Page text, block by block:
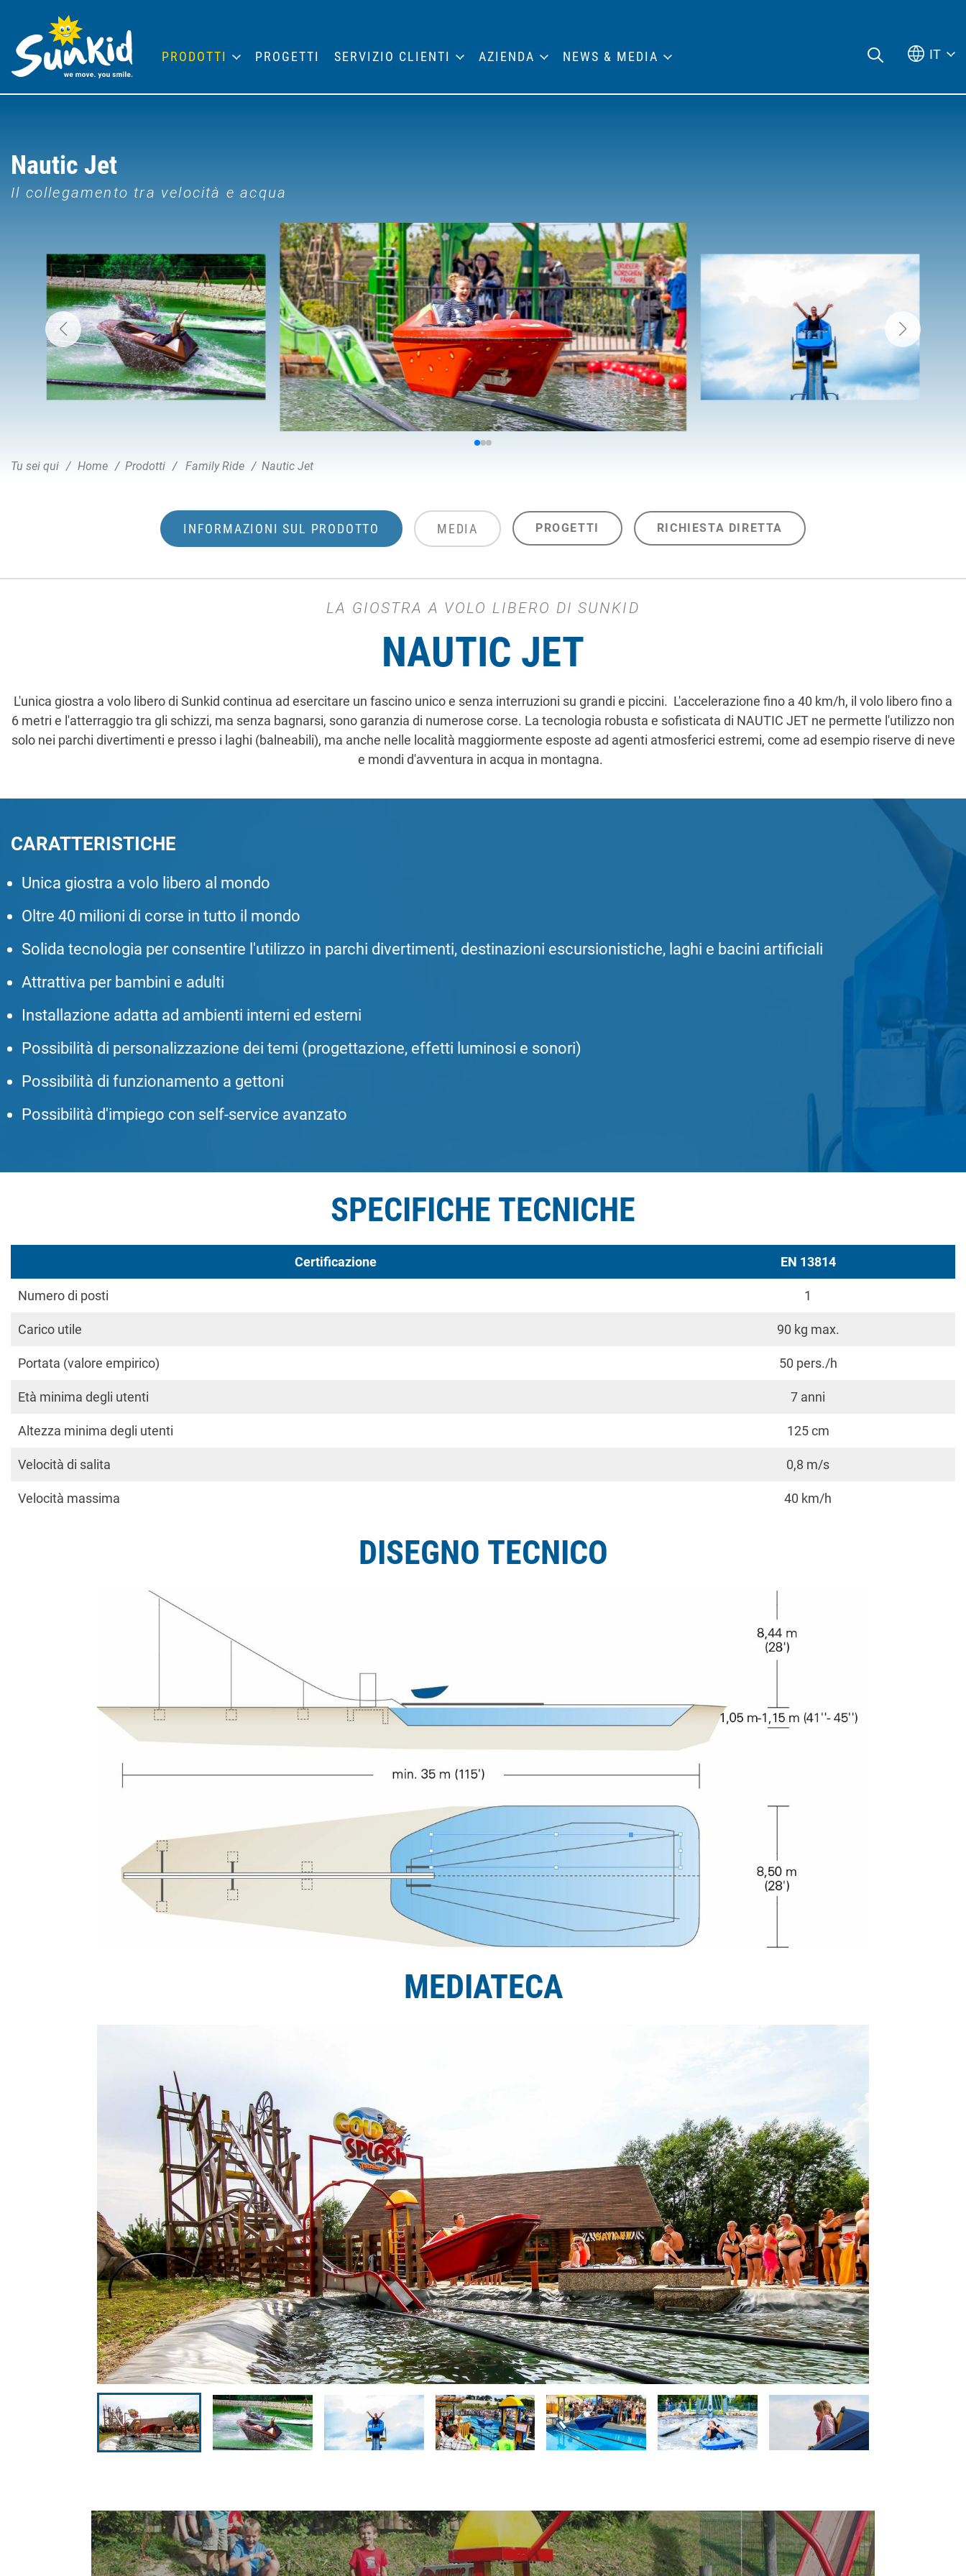
Nautic Jet
Il collegamento tra velocità e acqua
Tu sei qui Home Prodotti Family Ride Nautic Jet
INFORMAZIONI SUL PRODOTTO MEDIA PROGETTI RICHIESTA DIRETTA
LA GIOSTRA A VOLO LIBERO DI SUNKID
NAUTIC JET
L'unica giostra a volo libero di Sunkid continua ad esercitare un fascino unico e senza interruzioni su grandi e piccini. L'accelerazione fino a 40 km/h, il volo libero fino a
6 metri e l'atterraggio tra gli schizzi, ma senza bagnarsi, sono garanzia di numerose corse. La tecnologia robusta e sofisticata di NAUTIC JET ne permette l'utilizzo non
solo nei parchi divertimenti e presso i laghi (balneabili), ma anche nelle località maggiormente esposte ad agenti atmosferici estremi, come ad esempio riserve di neve
e mondi d'avventura in acqua in montagna.
CARATTERISTICHE
Unica giostra a volo libero al mondo
Oltre 40 milioni di corse in tutto il mondo
Solida tecnologia per consentire l'utilizzo in parchi divertimenti, destinazioni escursionistiche, laghi e bacini artificiali
Attrattiva per bambini e adulti
Installazione adatta ad ambienti interni ed esterni
Possibilità di personalizzazione dei temi (progettazione, effetti luminosi e sonori)
Possibilità di funzionamento a gettoni
Possibilità d'impiego con self-service avanzato
SPECIFICHE TECNICHE
Certificazione EN 13814
Numero di posti 1
Carico utile 90 kg max.
Portata (valore empirico) 50 pers./h
Età minima degli utenti 7 anni
Altezza minima degli utenti 125 cm
Velocità di salita 0,8 m/s
Velocità massima 40 km/h
DISEGNO TECNICO
MEDIATECA
PRODOTTI PROGETTI SERVIZIO CLIENTI AZIENDA NEWS & MEDIA IT